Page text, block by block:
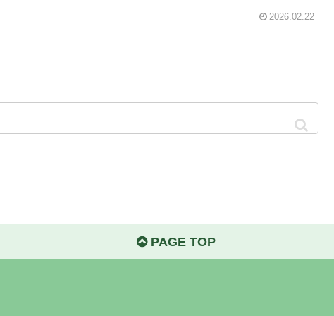
2026.02.22
PAGE TOP